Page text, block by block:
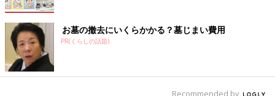
お墓の撤去にいくらかかる？墓じまい費用
PR(くらしの話題)
Recommended by